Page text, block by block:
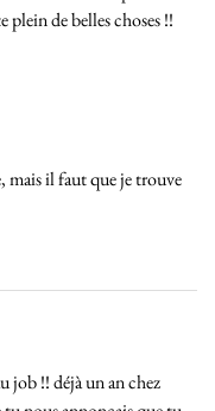
plein de belles choses !!
mais il faut que je trouve
job !! déjà un an chez